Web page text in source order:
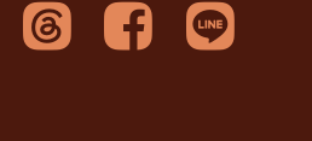
Threads Facebook LINE